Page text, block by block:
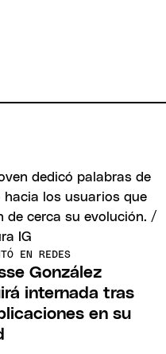
EN REDES
González
internada tras
en su